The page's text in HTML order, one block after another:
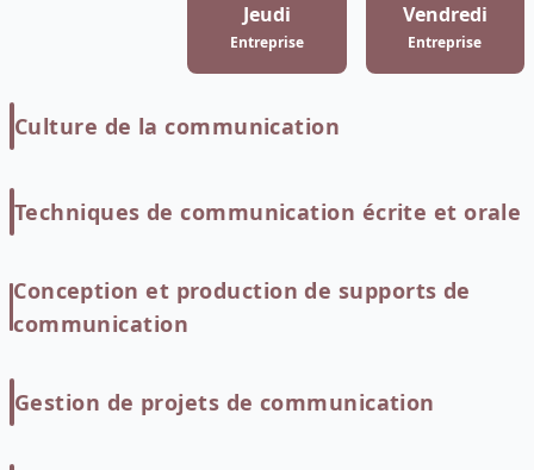
Jeudi
Entreprise
Vendredi
Entreprise
Culture de la communication
Techniques de communication écrite et orale
Conception et production de supports de
communication
Gestion de projets de communication